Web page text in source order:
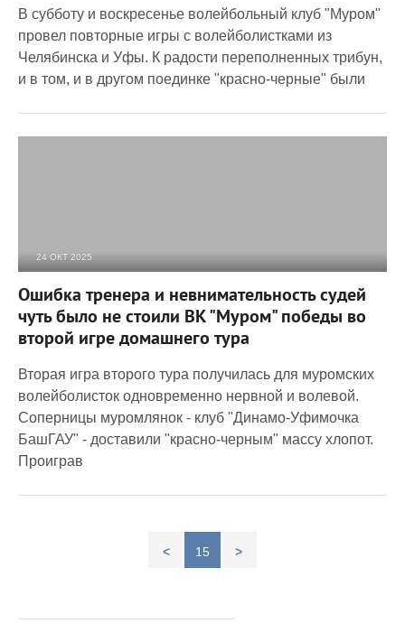
В субботу и воскресенье волейбольный клуб "Муром"
провел повторные игры с волейболистками из
Челябинска и Уфы. К радости переполненных трибун,
и в том, и в другом поединке "красно-черные" были
24 ОКТ 2025
Ошибка тренера и невнимательность судей
чуть было не стоили ВК "Муром" победы во
второй игре домашнего тура
Вторая игра второго тура получилась для муромских
волейболисток одновременно нервной и волевой.
Соперницы муромлянок - клуб "Динамо-Уфимочка
БашГАУ" - доставили "красно-черным" массу хлопот.
Проиграв
< 15 >